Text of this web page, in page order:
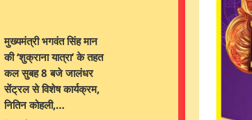
मुख्यमंत्री भगवंत सिंह मान
की ‘शुक्राना यात्रा’ के तहत
कल सुबह 8 बजे जालंधर
सेंट्रल से विशेष कार्यक्रम,
नितिन कोहली,…